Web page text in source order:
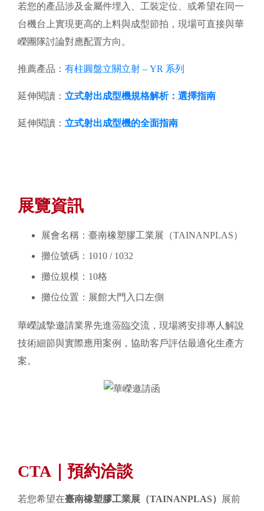
若您的產品涉及金屬件埋入、工裝定位、或希望在同一
台機台上實現更高的上料與成型節拍，現場可直接與華
嶸團隊討論對應配置方向。
推薦產品： 有柱圓盤立關立射 – YR 系列
延伸閱讀： 立式射出成型機規格解析：選擇指南
延伸閱讀： 立式射出成型機的全面指南
展覽資訊
展會名稱：臺南橡塑膠工業展（TAINANPLAS）
攤位號碼：1010 / 1032
攤位規模：10格
攤位位置：展館大門入口左側
華嶸誠摯邀請業界先進蒞臨交流，現場將安排專人解說
技術細節與實際應用案例，協助客戶評估最適化生產方
案。
CTA｜預約洽談
若您希望在臺南橡塑膠工業展（TAINANPLAS）
展前